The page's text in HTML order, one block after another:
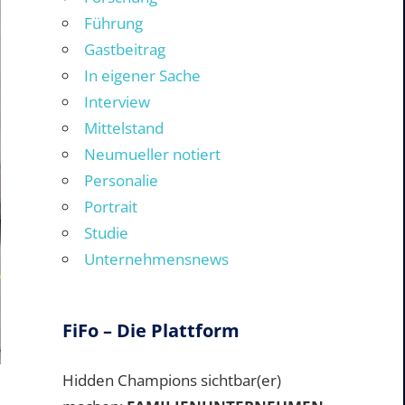
Führung
Gastbeitrag
In eigener Sache
Interview
Mittelstand
Neumueller notiert
Personalie
Portrait
Studie
Unternehmensnews
FiFo – Die Plattform
Hidden Champions sichtbar(er)